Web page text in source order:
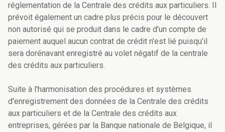
réglementation de la Centrale des crédits aux particuliers. Il
prévoit également un cadre plus précis pour le découvert
non autorisé qui se produit dans le cadre d'un compte de
paiement auquel aucun contrat de crédit n'est lié puisqu’il
sera dorénavant enregistré au volet négatif de la centrale
des crédits aux particuliers.
Suite à l'harmonisation des procédures et systèmes
d'enregistrement des données de la Centrale des crédits
aux particuliers et de la Centrale des crédits aux
entreprises, gérées par la Banque nationale de Belgique, il